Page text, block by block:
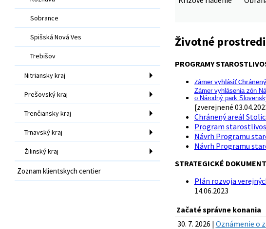
Sobrance
Spišská Nová Ves
Trebišov
Nitriansky kraj
Prešovský kraj
Trenčiansky kraj
Trnavský kraj
Žilinský kraj
Zoznam klientskych centier
Životné
PROGRAMY
Zámer vyhlásiť
Zámer vyhlásenia zón
o Národný park
[zverejnené
Chránený areál
Program
Návrh Programu
Návrh Programu
STRATEGICKÉ
Plán rozvoja
14.06.2023
Začaté správne konania
30. 7. 2026 | Oznámenie o